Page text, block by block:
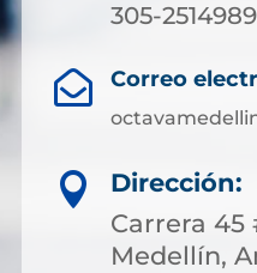
305-2514989
 Correo

Dirección:
Carrera 45
Medellín,